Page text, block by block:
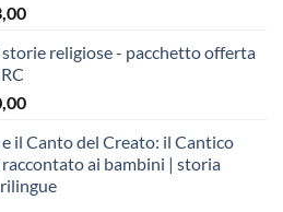
Il
attuale
€383,00.
religiose - pacchetto offerta
Il
attuale
è:
€250,00.
e il Canto del Creato: il Cantico
ai bambini | storia